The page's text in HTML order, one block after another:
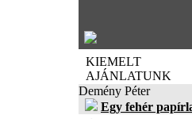
KIEMELT
AJÁNLATUNK
Demény Péter
Egy fehér